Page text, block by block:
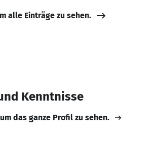
alle Einträge zu sehen.
Kenntnisse
das ganze Profil zu sehen.